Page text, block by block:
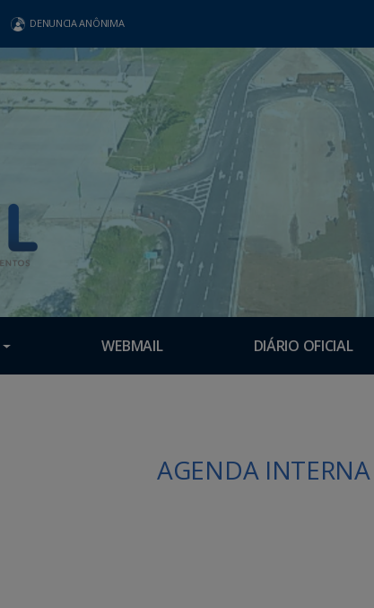
DENUNCIA ANÔNIMA
WEBMAIL DIÁRIO OFICIAL
AGENDA INTERNA